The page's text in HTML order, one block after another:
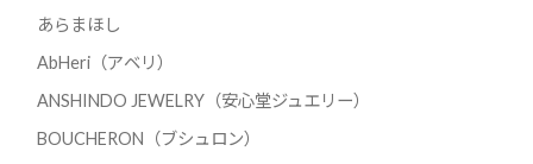
あらまほし
AbHeri（アベリ）
ANSHINDO JEWELRY（安心堂ジュエリー）
BOUCHERON（ブシュロン）